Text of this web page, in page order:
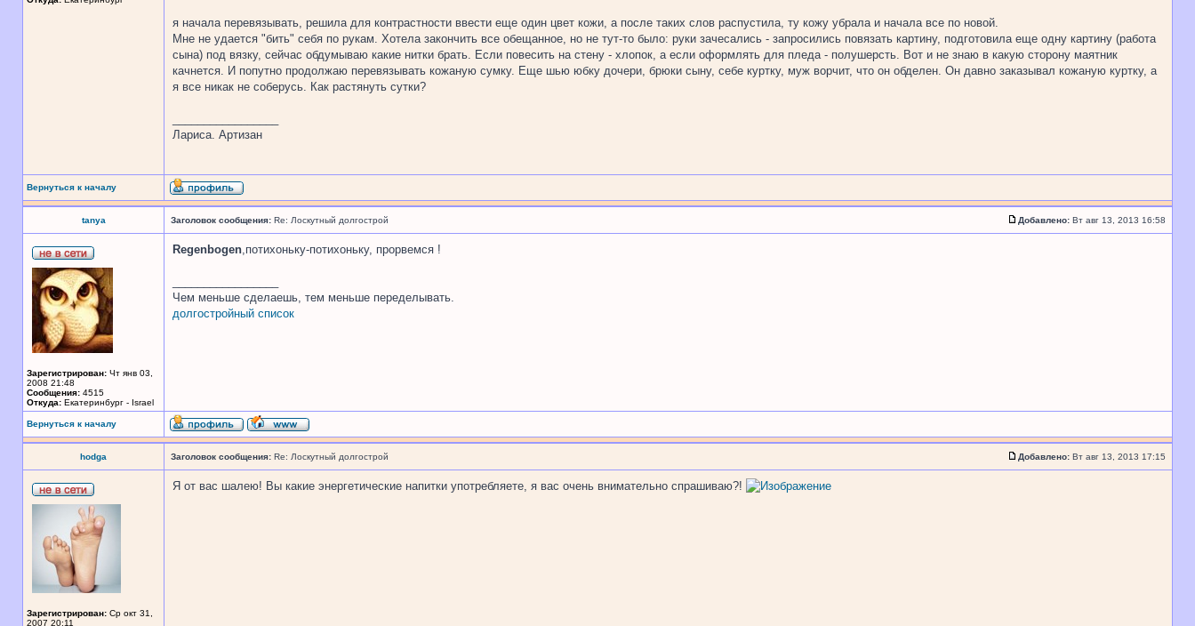
я начала перевязывать, решила для контрастности ввести еще один цвет кожи, а после таких слов распустила, ту кожу убрала и начала все по новой.
Мне не удается "бить" себя по рукам. Хотела закончить все обещанное, но не тут-то было: руки зачесались - запросились повязать картину, подготовила еще одну картину (работа
сына) под вязку, сейчас обдумываю какие нитки брать. Если повесить на стену - хлопок, а если оформлять для пледа - полушерсть. Вот и не знаю в какую сторону маятник
качнется. И попутно продолжаю перевязывать кожаную сумку. Еще шью юбку дочери, брюки сыну, себе куртку, муж ворчит, что он обделен. Он давно заказывал кожаную куртку, а
я все никак не соберусь. Как растянуть сутки?
Лариса. Артизан
Вернуться к началу
tanya Заголовок сообщения: Re: Лоскутный долгострой Добавлено: Вт авг 13, 2013 16:58
Зарегистрирован: Чт янв 03,
2008 21:48
Сообщения: 4515
Откуда: Екатеринбург - Israel
Regenbogen,потихоньку-потихоньку, прорвемся !
Чем меньше сделаешь, тем меньше переделывать.
долгостройный список
Вернуться к началу
hodga Заголовок сообщения: Re: Лоскутный долгострой Добавлено: Вт авг 13, 2013 17:15
Зарегистрирован: Ср окт 31,
2007 20:11
Я от вас шалею! Вы какие энергетические напитки употребляете, я вас очень внимательно спрашиваю?!